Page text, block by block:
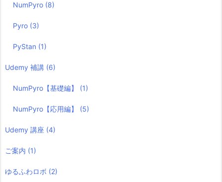
NumPyro (8)
Pyro (3)
PyStan (1)
Udemy 補講 (6)
NumPyro【基礎編】 (1)
NumPyro【応用編】 (5)
Udemy 講座 (4)
ご案内 (1)
ゆるふわロボ (2)